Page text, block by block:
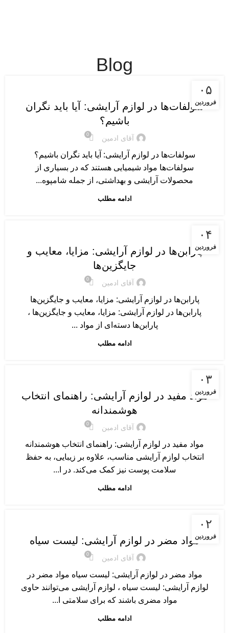
Blog
۰۵
فروردینسولفات‌ها در لوازم آرایشی: آیا باید نگران
باشیم؟
آقای ادمین 0
سولفات‌ها در لوازم آرایشی: آیا باید نگران باشیم؟
سولفات‌ها مواد شیمیایی هستند که در بسیاری از
محصولات آرایشی و بهداشتی، از جمله شامپوه...
ادامه مطلب
۰۴
فروردینپارابن‌ها در لوازم آرایشی: مزایا، معایب و
جایگزین‌ها
آقای ادمین 0
پارابن‌ها در لوازم آرایشی: مزایا، معایب و جایگزین‌ها
پارابن‌ها در لوازم آرایشی: مزایا، معایب و جایگزین‌ها ،
پارابن‌ها دسته‌ای از مواد ...
ادامه مطلب
۰۳
فروردین
مواد مفید در لوازم آرایشی: راهنمای انتخاب
هوشمندانه
آقای ادمین 0
مواد مفید در لوازم آرایشی: راهنمای انتخاب هوشمندانه
انتخاب لوازم آرایشی مناسب، علاوه بر زیبایی، به حفظ
سلامت پوست نیز کمک می‌کند. در ا...
ادامه مطلب
۰۲
فروردینمواد مضر در لوازم آرایشی: لیست سیاه
آقای ادمین 0
مواد مضر در لوازم آرایشی: لیست سیاه مواد مضر در
لوازم آرایشی: لیست سیاه ، لوازم آرایشی می‌توانند حاوی
مواد مضری باشند که برای سلامتی ا...
ادامه مطلب